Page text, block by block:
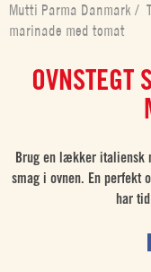
Mutti Parma Danmark /
marinade med tomat
OVNSTEGT
Brug en lækker italiensk
smag i ovnen. En perfekt
har